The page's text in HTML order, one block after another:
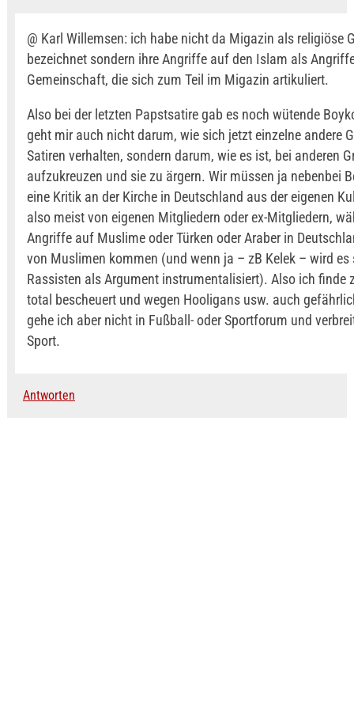
@ Karl Willemsen: ich habe nicht da Migazin als religiöse
bezeichnet sondern ihre Angriffe auf den Islam als
Gemeinschaft, die sich zum Teil im Migazin artikuliert.
Also bei der letzten Papstsatire gab es noch wütende
geht mir auch nicht darum, wie sich jetzt einzelne andere
Satiren verhalten, sondern darum, wie es ist, bei anderen
aufzukreuzen und sie zu ärgern. Wir müssen ja nebenbei
eine Kritik an der Kirche in Deutschland aus der eigenen
also meist von eigenen Mitgliedern oder ex-Mitgliedern,
Angriffe auf Muslime oder Türken oder Araber in
von Muslimen kommen (und wenn ja – zB Kelek – wird
Rassisten als Argument instrumentalisiert). Also ich finde
total bescheuert und wegen Hooligans usw. auch
gehe ich aber nicht in Fußball- oder Sportforum und
Sport.
Antworten